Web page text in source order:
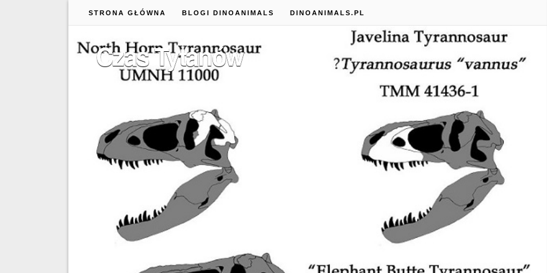
STRONA GŁÓWNA BLOGI DINOANIMALS DINOANIMALS.PL
Czas Tytanów
Mary Anning